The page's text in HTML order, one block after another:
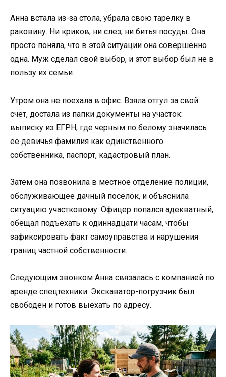
Анна встала из-за стола, убрала свою тарелку в
раковину. Ни криков, ни слез, ни битья посуды. Она
просто поняла, что в этой ситуации она совершенно
одна. Муж сделал свой выбор, и этот выбор был не в
пользу их семьи.
Утром она не поехала в офис. Взяла отгул за свой
счет, достала из папки документы на участок:
выписку из ЕГРН, где черным по белому значилась
ее девичья фамилия как единственного
собственника, паспорт, кадастровый план.
Затем она позвонила в местное отделение полиции,
обслуживающее дачный поселок, и объяснила
ситуацию участковому. Офицер попался адекватный,
обещал подъехать к одиннадцати часам, чтобы
зафиксировать факт самоуправства и нарушения
границ частной собственности.
Следующим звонком Анна связалась с компанией по
аренде спецтехники. Экскаватор-погрузчик был
свободен и готов выехать по адресу.